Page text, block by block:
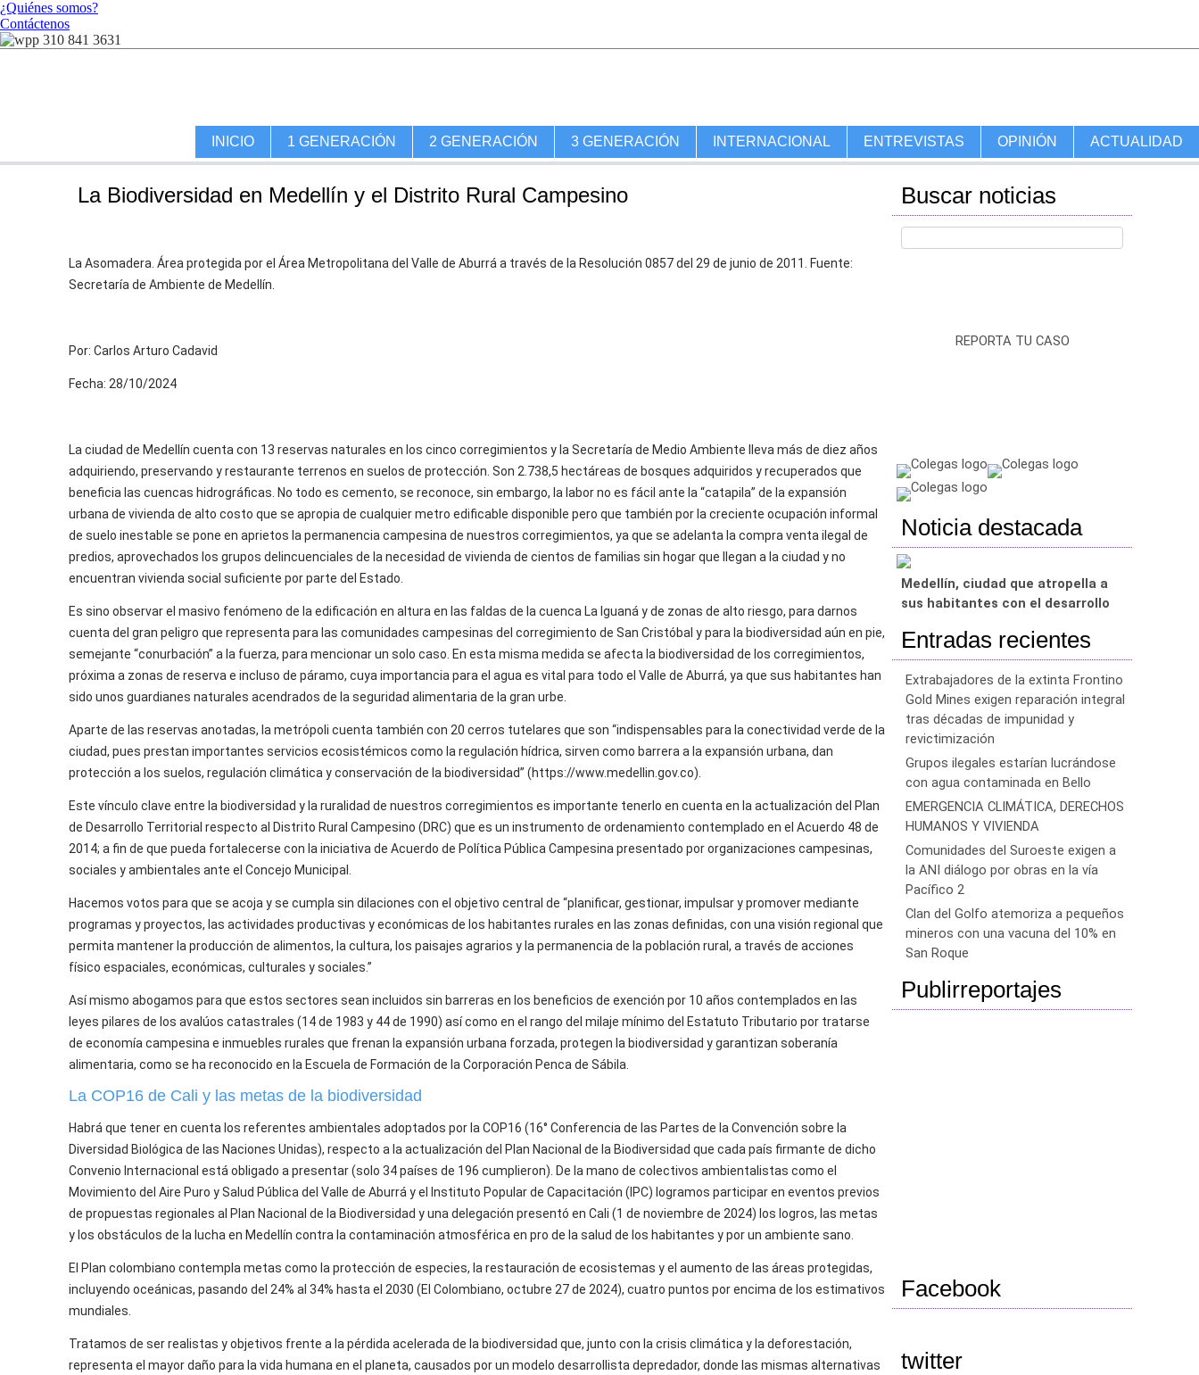
¿Quiénes somos?
Contáctenos
310 841 3631
INICIO 1 GENERACIÓN 2 GENERACIÓN 3 GENERACIÓN INTERNACIONAL ENTREVISTAS OPINIÓN ACTUALIDAD
La Biodiversidad en Medellín y el Distrito Rural Campesino
La Asomadera. Área protegida por el Área Metropolitana del Valle de Aburrá a través de la Resolución 0857 del 29 de junio de 2011. Fuente:
Secretaría de Ambiente de Medellín.
Por: Carlos Arturo Cadavid
Fecha: 28/10/2024
La ciudad de Medellín cuenta con 13 reservas naturales en los cinco corregimientos y la Secretaría de Medio Ambiente lleva más de diez años
adquiriendo, preservando y restaurante terrenos en suelos de protección. Son 2.738,5 hectáreas de bosques adquiridos y recuperados que
beneficia las cuencas hidrográficas. No todo es cemento, se reconoce, sin embargo, la labor no es fácil ante la “catapila” de la expansión
urbana de vivienda de alto costo que se apropia de cualquier metro edificable disponible pero que también por la creciente ocupación informal
de suelo inestable se pone en aprietos la permanencia campesina de nuestros corregimientos, ya que se adelanta la compra venta ilegal de
predios, aprovechados los grupos delincuenciales de la necesidad de vivienda de cientos de familias sin hogar que llegan a la ciudad y no
encuentran vivienda social suficiente por parte del Estado.
Es sino observar el masivo fenómeno de la edificación en altura en las faldas de la cuenca La Iguaná y de zonas de alto riesgo, para darnos
cuenta del gran peligro que representa para las comunidades campesinas del corregimiento de San Cristóbal y para la biodiversidad aún en pie,
semejante “conurbación” a la fuerza, para mencionar un solo caso. En esta misma medida se afecta la biodiversidad de los corregimientos,
próxima a zonas de reserva e incluso de páramo, cuya importancia para el agua es vital para todo el Valle de Aburrá, ya que sus habitantes han
sido unos guardianes naturales acendrados de la seguridad alimentaria de la gran urbe.
Aparte de las reservas anotadas, la metrópoli cuenta también con 20 cerros tutelares que son “indispensables para la conectividad verde de la
ciudad, pues prestan importantes servicios ecosistémicos como la regulación hídrica, sirven como barrera a la expansión urbana, dan
protección a los suelos, regulación climática y conservación de la biodiversidad” (https://www.medellin.gov.co).
Este vínculo clave entre la biodiversidad y la ruralidad de nuestros corregimientos es importante tenerlo en cuenta en la actualización del Plan
de Desarrollo Territorial respecto al Distrito Rural Campesino (DRC) que es un instrumento de ordenamiento contemplado en el Acuerdo 48 de
2014; a fin de que pueda fortalecerse con la iniciativa de Acuerdo de Política Pública Campesina presentado por organizaciones campesinas,
sociales y ambientales ante el Concejo Municipal.
Hacemos votos para que se acoja y se cumpla sin dilaciones con el objetivo central de “planificar, gestionar, impulsar y promover mediante
programas y proyectos, las actividades productivas y económicas de los habitantes rurales en las zonas definidas, con una visión regional que
permita mantener la producción de alimentos, la cultura, los paisajes agrarios y la permanencia de la población rural, a través de acciones
físico espaciales, económicas, culturales y sociales.”
Así mismo abogamos para que estos sectores sean incluidos sin barreras en los beneficios de exención por 10 años contemplados en las
leyes pilares de los avalúos catastrales (14 de 1983 y 44 de 1990) así como en el rango del milaje mínimo del Estatuto Tributario por tratarse
de economía campesina e inmuebles rurales que frenan la expansión urbana forzada, protegen la biodiversidad y garantizan soberanía
alimentaria, como se ha reconocido en la Escuela de Formación de la Corporación Penca de Sábila.
La COP16 de Cali y las metas de la biodiversidad
Habrá que tener en cuenta los referentes ambientales adoptados por la COP16 (16° Conferencia de las Partes de la Convención sobre la
Diversidad Biológica de las Naciones Unidas), respecto a la actualización del Plan Nacional de la Biodiversidad que cada país firmante de dicho
Convenio Internacional está obligado a presentar (solo 34 países de 196 cumplieron). De la mano de colectivos ambientalistas como el
Movimiento del Aire Puro y Salud Pública del Valle de Aburrá y el Instituto Popular de Capacitación (IPC) logramos participar en eventos previos
de propuestas regionales al Plan Nacional de la Biodiversidad y una delegación presentó en Cali (1 de noviembre de 2024) los logros, las metas
y los obstáculos de la lucha en Medellín contra la contaminación atmosférica en pro de la salud de los habitantes y por un ambiente sano.
El Plan colombiano contempla metas como la protección de especies, la restauración de ecosistemas y el aumento de las áreas protegidas,
incluyendo oceánicas, pasando del 24% al 34% hasta el 2030 (El Colombiano, octubre 27 de 2024), cuatro puntos por encima de los estimativos
mundiales.
Tratamos de ser realistas y objetivos frente a la pérdida acelerada de la biodiversidad que, junto con la crisis climática y la deforestación,
representa el mayor daño para la vida humana en el planeta, causados por un modelo desarrollista depredador, donde las mismas alternativas
Buscar noticias
REPORTA TU CASO
Noticia destacada
Medellín, ciudad que atropella a
sus habitantes con el desarrollo
Entradas recientes
Extrabajadores de la extinta Frontino
Gold Mines exigen reparación integral
tras décadas de impunidad y
revictimización
Grupos ilegales estarían lucrándose
con agua contaminada en Bello
EMERGENCIA CLIMÁTICA, DERECHOS
HUMANOS Y VIVIENDA
Comunidades del Suroeste exigen a
la ANI diálogo por obras en la vía
Pacífico 2
Clan del Golfo atemoriza a pequeños
mineros con una vacuna del 10% en
San Roque
Publirreportajes
Facebook
twitter